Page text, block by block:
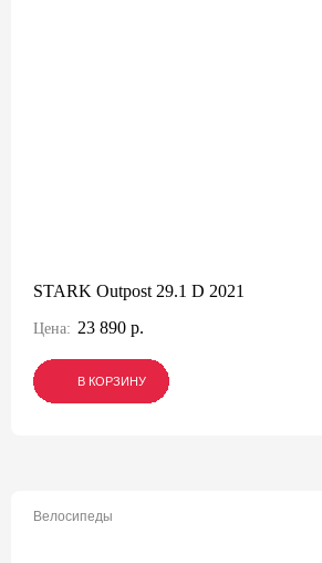
STARK Outpost 29.1 D 2021
Цена: 23 890 р.
В КОРЗИНУ
В КОРЗИНУ
В КОРЗИНУ
Велосипеды